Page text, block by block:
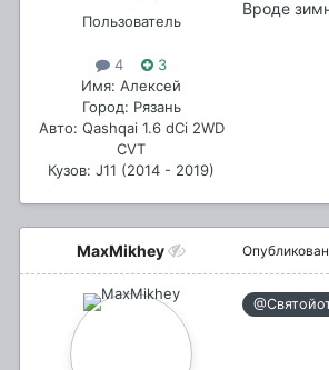
Пользователь
4
3
Имя: Алексей
Город: Рязань
Авто: Qashqai 1.6 dCi 2WD
CVT
Кузов: J11 (2014 - 2019)
Вроде
MaxMikhey